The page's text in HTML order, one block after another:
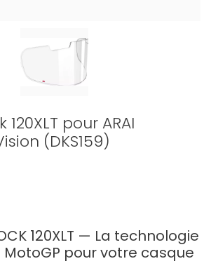
120XLT pour ARAI
(DKS159)
120XLT — La technologie
pour votre casque